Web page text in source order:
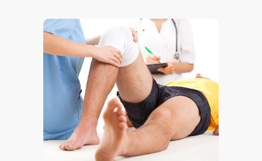
Poradnia Ortopedyczna